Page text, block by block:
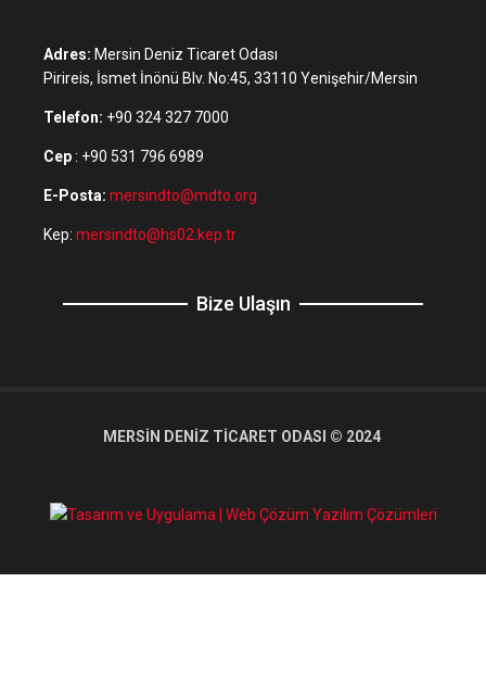
Adres: Mersin Deniz Ticaret Odası
Pirireis, İsmet İnönü Blv. No:45, 33110 Yenişehir/Mersin
Telefon: +90 324 327 7000
Cep: +90 531 796 6989
E-Posta: mersindto@mdto.org
Kep: mersindto@hs02.kep.tr
Bize Ulaşın
MERSİN DENİZ TİCARET ODASI © 2024